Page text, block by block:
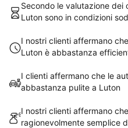
Secondo le valutazione dei
Luton sono in condizioni
I nostri clienti affermano
Luton è abbastanza
I clienti affermano che le
abbastanza pulite a Luton
I nostri clienti affermano
ragionevolmente semplice